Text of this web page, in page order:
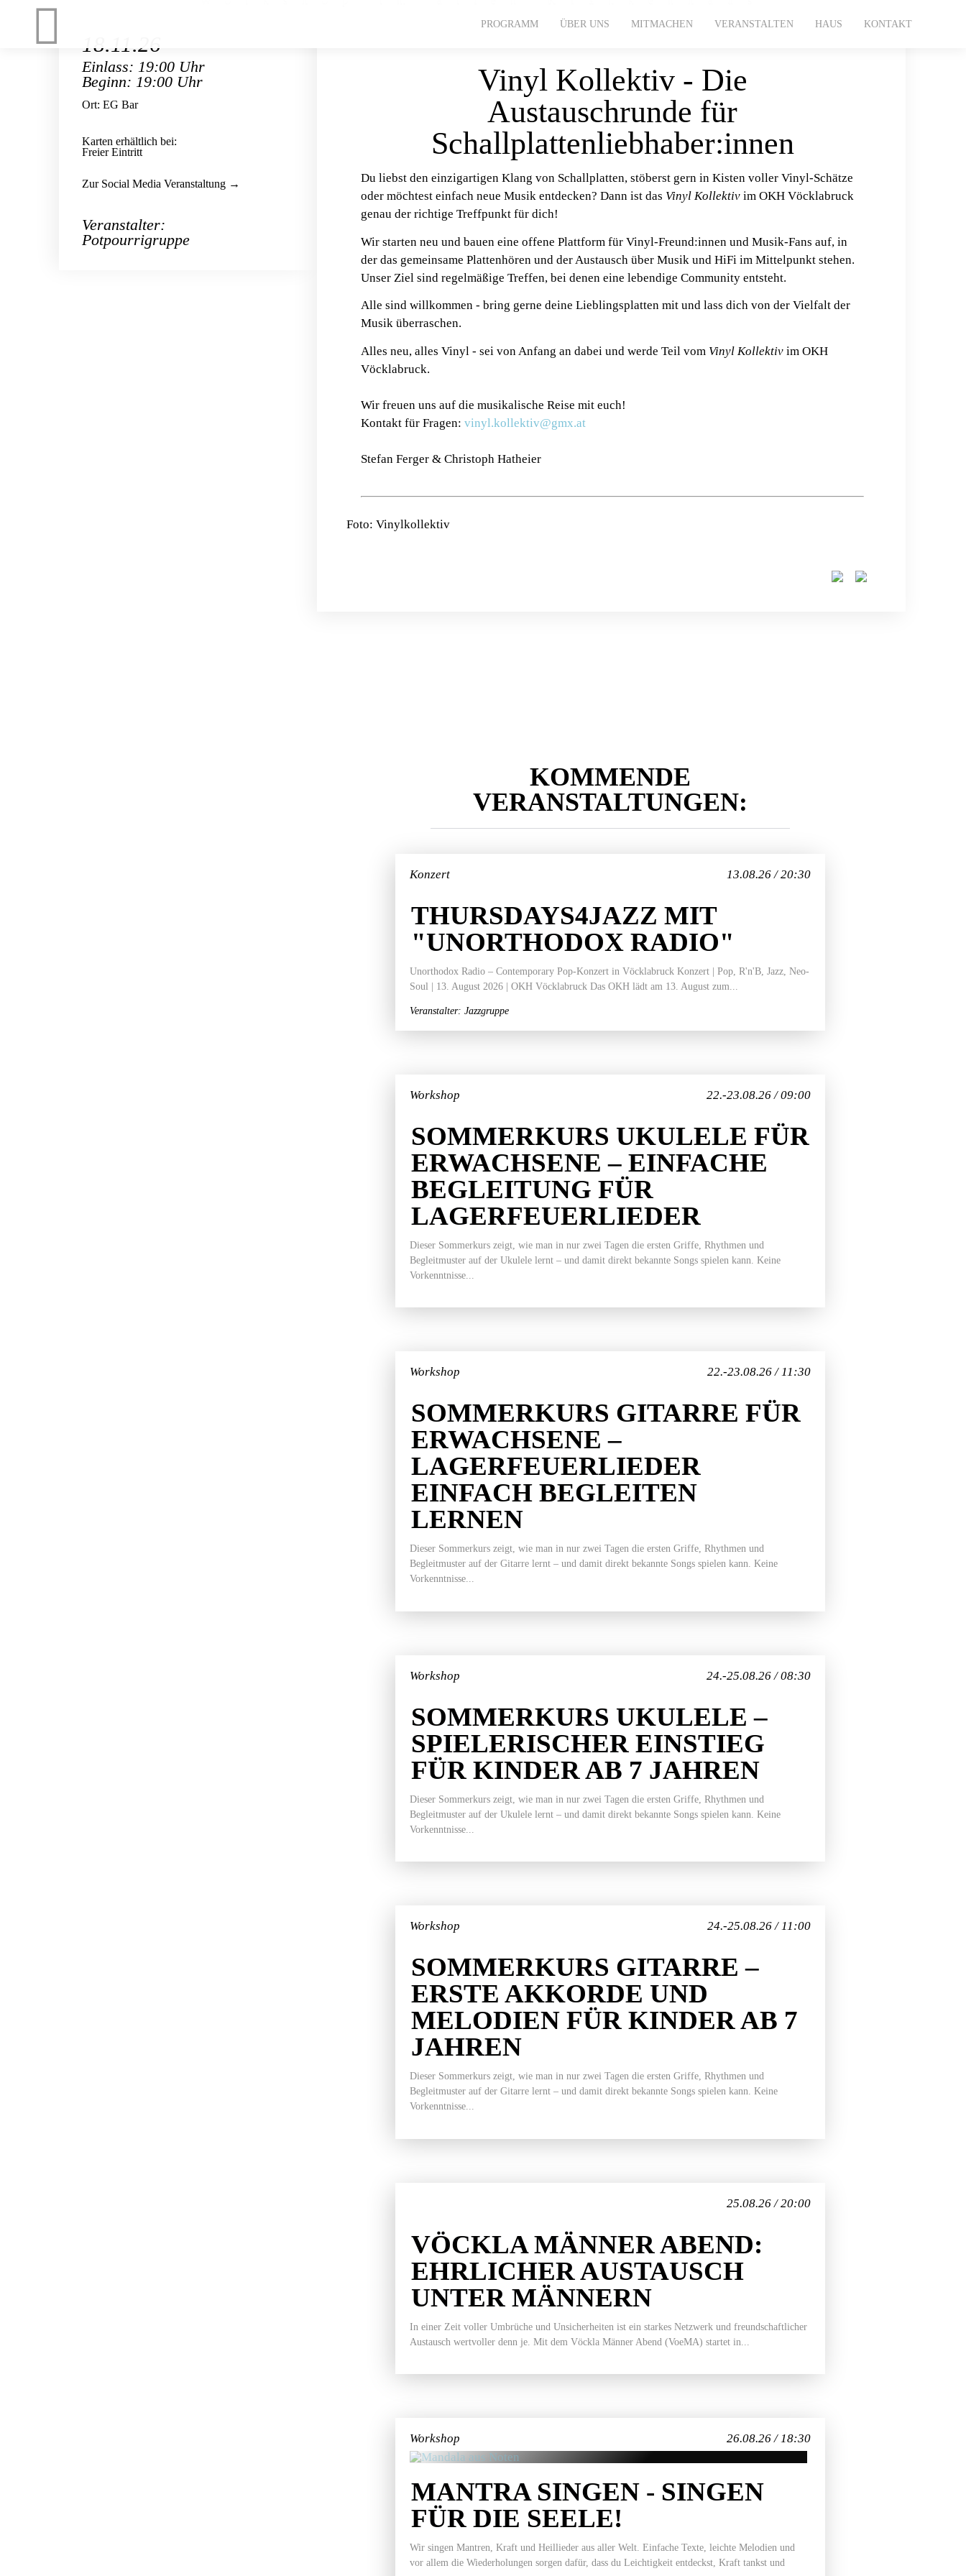
PROGRAMM ÜBER UNS MITMACHEN VERANSTALTEN HAUS KONTAKT
18.11.26
Einlass: 19:00 Uhr
Beginn: 19:00 Uhr
Ort: EG Bar
Karten erhältlich bei:
Freier Eintritt
Zur Social Media Veranstaltung →
Veranstalter:
Potpourrigruppe
Vinyl Kollektiv - Die
Austauschrunde für
Schallplattenliebhaber:innen
Du liebst den einzigartigen Klang von Schallplatten, stöberst gern in Kisten voller Vinyl-Schätze
oder möchtest einfach neue Musik entdecken? Dann ist das Vinyl Kollektivim OKH Vöcklabruck
genau der richtige Treffpunkt für dich!
Wir starten neu und bauen eine offene Plattform für Vinyl-Freund:innen und Musik-Fans auf, in
der das gemeinsame Plattenhören und der Austausch über Musik und HiFi im Mittelpunkt stehen.
Unser Ziel sind regelmäßige Treffen, bei denen eine lebendige Community entsteht.
Alle sind willkommen - bring gerne deine Lieblingsplatten mit und lass dich von der Vielfalt der
Musik überraschen.
Alles neu, alles Vinyl - sei von Anfang an dabei und werde Teil vom Vinyl Kollektivim OKH
Vöcklabruck.
Wir freuen uns auf die musikalische Reise mit euch!
Kontakt für Fragen:vinyl.kollektiv@gmx.at
Stefan Ferger & Christoph Hatheier
Foto: Vinylkollektiv
KOMMENDE
VERANSTALTUNGEN:
13.08.26 / 20:30
Konzert
THURSDAYS4JAZZ MIT
"UNORTHODOX RADIO"
Unorthodox Radio – Contemporary Pop-Konzert in Vöcklabruck Konzert | Pop, R'n'B, Jazz, Neo-
Soul | 13. August 2026 | OKH Vöcklabruck Das OKH lädt am 13. August zum...
Veranstalter: Jazzgruppe
22.-23.08.26 / 09:00
Workshop
SOMMERKURS UKULELE FÜR
ERWACHSENE – EINFACHE
BEGLEITUNG FÜR
LAGERFEUERLIEDER
Dieser Sommerkurs zeigt, wie man in nur zwei Tagen die ersten Griffe, Rhythmen und
Begleitmuster auf der Ukulele lernt – und damit direkt bekannte Songs spielen kann. Keine
Vorkenntnisse...
22.-23.08.26 / 11:30
Workshop
SOMMERKURS GITARRE FÜR
ERWACHSENE –
LAGERFEUERLIEDER
EINFACH BEGLEITEN
LERNEN
Dieser Sommerkurs zeigt, wie man in nur zwei Tagen die ersten Griffe, Rhythmen und
Begleitmuster auf der Gitarre lernt – und damit direkt bekannte Songs spielen kann. Keine
Vorkenntnisse...
24.-25.08.26 / 08:30
Workshop
SOMMERKURS UKULELE –
SPIELERISCHER EINSTIEG
FÜR KINDER AB 7 JAHREN
Dieser Sommerkurs zeigt, wie man in nur zwei Tagen die ersten Griffe, Rhythmen und
Begleitmuster auf der Ukulele lernt – und damit direkt bekannte Songs spielen kann. Keine
Vorkenntnisse...
24.-25.08.26 / 11:00
Workshop
SOMMERKURS GITARRE –
ERSTE AKKORDE UND
MELODIEN FÜR KINDER AB 7
JAHREN
Dieser Sommerkurs zeigt, wie man in nur zwei Tagen die ersten Griffe, Rhythmen und
Begleitmuster auf der Gitarre lernt – und damit direkt bekannte Songs spielen kann. Keine
Vorkenntnisse...
25.08.26 / 20:00
VÖCKLA MÄNNER ABEND:
EHRLICHER AUSTAUSCH
UNTER MÄNNERN
In einer Zeit voller Umbrüche und Unsicherheiten ist ein starkes Netzwerk und freundschaftlicher
Austausch wertvoller denn je. Mit dem Vöckla Männer Abend (VoeMA) startet in...
26.08.26 / 18:30
Workshop
MANTRA SINGEN - SINGEN
FÜR DIE SEELE!
Wir singen Mantren, Kraft und Heillieder aus aller Welt. Einfache Texte, leichte Melodien und
vor allem die Wiederholungen sorgen dafür, dass du Leichtigkeit entdeckst, Kraft tankst und